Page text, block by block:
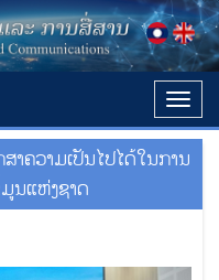
T
o
g
g
e
v
າຄວາມເປັນໄປໄດ້ໃນການ
ນແຫ່ງຊາດ